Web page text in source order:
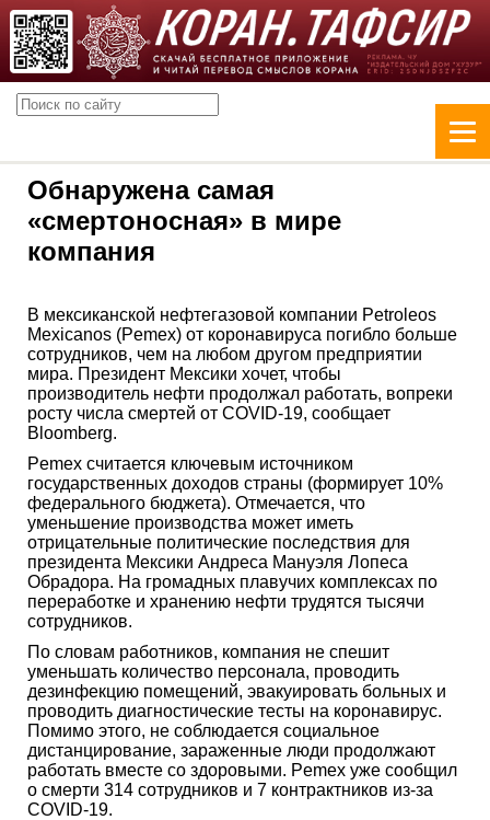
Обнаружена самая
«смертоносная» в мире
компания
В мексиканской нефтегазовой компании Petroleos
Mexicanos (Pemex) от коронавируса погибло больше
сотрудников, чем на любом другом предприятии
мира. Президент Мексики хочет, чтобы
производитель нефти продолжал работать, вопреки
росту числа смертей от COVID-19, сообщает
Bloomberg.
Pemex считается ключевым источником
государственных доходов страны (формирует 10%
федерального бюджета). Отмечается, что
уменьшение производства может иметь
отрицательные политические последствия для
президента Мексики Андреса Мануэля Лопеса
Обрадора. На громадных плавучих комплексах по
переработке и хранению нефти трудятся тысячи
сотрудников.
По словам работников, компания не спешит
уменьшать количество персонала, проводить
дезинфекцию помещений, эвакуировать больных и
проводить диагностические тесты на коронавирус.
Помимо этого, не соблюдается социальное
дистанцирование, зараженные люди продолжают
работать вместе со здоровыми. Pemex уже сообщил
о смерти 314 сотрудников и 7 контрактников из-за
COVID-19.